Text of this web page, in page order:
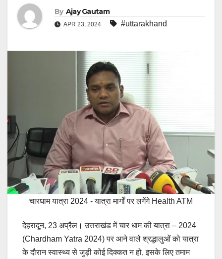
By Ajay Gautam
APR 23, 2024 #uttarakhand
चारधाम यात्रा 2024 - यात्रा मार्गों पर लगेंगे Health ATM
देहरादून, 23 अप्रैल। उत्तराखंड में चार धाम की यात्रा – 2024
(Chardham Yatra 2024) पर आने वाले श्रद्धालुओं को यात्रा
के दौरान स्वास्थ्य से जुड़ी कोई दिक्कत न हो, इसके लिए तमाम